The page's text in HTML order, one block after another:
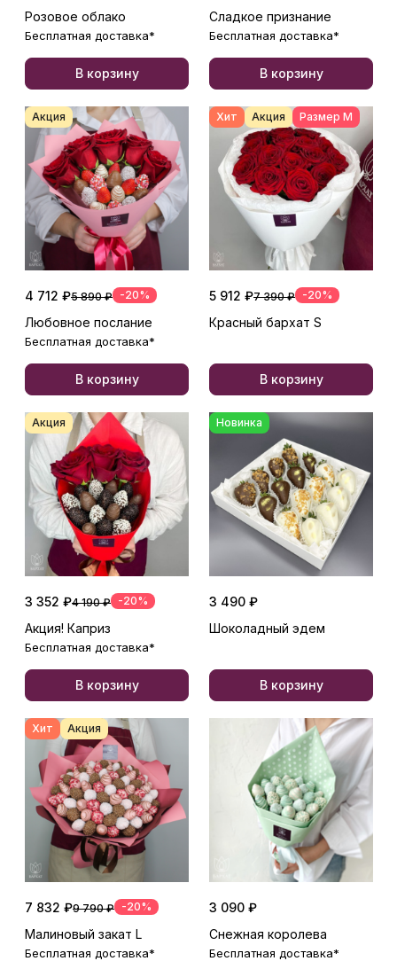
Розовое облако
Бесплатная доставка*
В корзину
Сладкое признание
Бесплатная доставка*
В корзину
Акция
4 712 ₽5 890 ₽ -20%
Любовное послание
Бесплатная доставка*
В корзину
Хит Акция Размер М
5 912 ₽7 390 ₽ -20%
Красный бархат S
В корзину
Акция
3 352 ₽4 190 ₽ -20%
Акция! Каприз
Бесплатная доставка*
В корзину
Новинка
3 490 ₽
Шоколадный эдем
В корзину
Хит Акция
7 832 ₽9 790 ₽ -20%
Малиновый закат L
Бесплатная доставка*
3 090 ₽
Снежная королева
Бесплатная доставка*